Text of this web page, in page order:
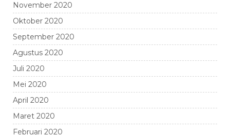
November 2020
Oktober 2020
September 2020
Agustus 2020
Juli 2020
Mei 2020
April 2020
Maret 2020
Februari 2020